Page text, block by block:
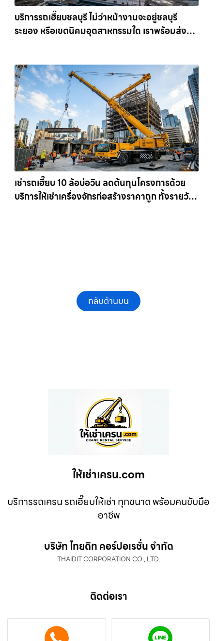
บริการรถเฮี๊ยบชลบุรี ไม่ว่าหน้างานจะอยู่ชลบุรี
ระยอง หรือเขตนิคมอุตสาหกรรมใด เราพร้อมส่งรถ
เช่ารถเฮี๊ยบ 10 ล้อบ่อวิน ลดต้นทุนโครงการด้วย
บริการให้เช่าเครื่องจักรก่อสร้างราคาถูก ทั้งรายวัน
กลับด้านบน
ให้เช่าเครน.com
บริการรถเครน รถเฮี๊ยบให้เช่า ทุกขนาด พร้อมคนขับมือ
อาชีพ
บริษัท ไทยดิท คอร์ปอเรชั่น จำกัด
THAIDIT CORPORATION CO., LTD.
ติดต่อเรา